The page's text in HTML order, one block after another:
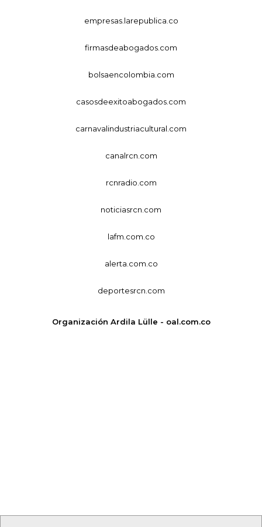
empresas.larepublica.co
firmasdeabogados.com
bolsaencolombia.com
casosdeexitoabogados.com
carnavalindustriacultural.com
canalrcn.com
rcnradio.com
noticiasrcn.com
lafm.com.co
alerta.com.co
deportesrcn.com
Organización Ardila Lülle - oal.com.co